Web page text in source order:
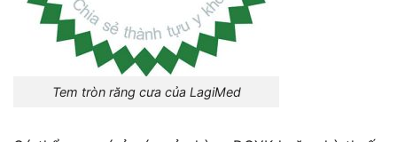
Tem tròn răng cưa của LagiMed